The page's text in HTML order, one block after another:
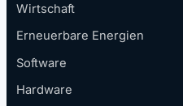
Wirtschaft
Erneuerbare Energien
Software
Hardware